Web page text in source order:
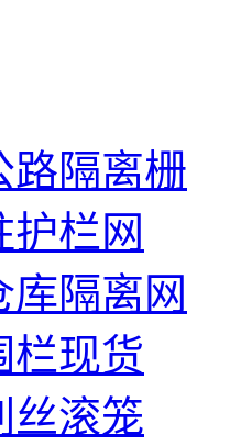
路隔离栅
护栏网
库隔离网
栏现货
丝滚笼